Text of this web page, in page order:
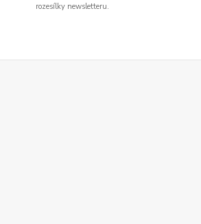
rozesílky newsletteru.